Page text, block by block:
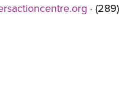
· (289)